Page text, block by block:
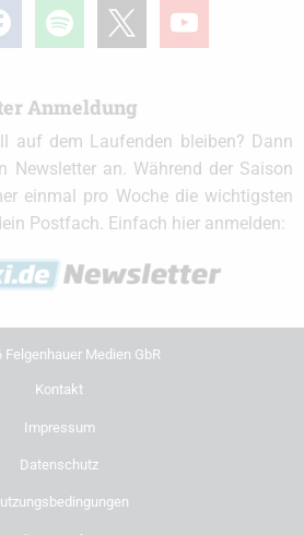
spotify youtube
Anmeldung
auf dem Laufenden bleiben? Dann
Newsletter an. Während der Saison
einmal pro Woche die wichtigsten
Postfach. Einfach hier anmelden:
Felgenhauer Medien GbR
Kontakt
Impressum
Datenschutz